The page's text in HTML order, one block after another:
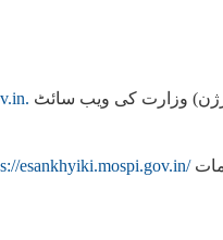
وزارت کی ویب سائٹ
esankhyiki.mospi.gov.in/